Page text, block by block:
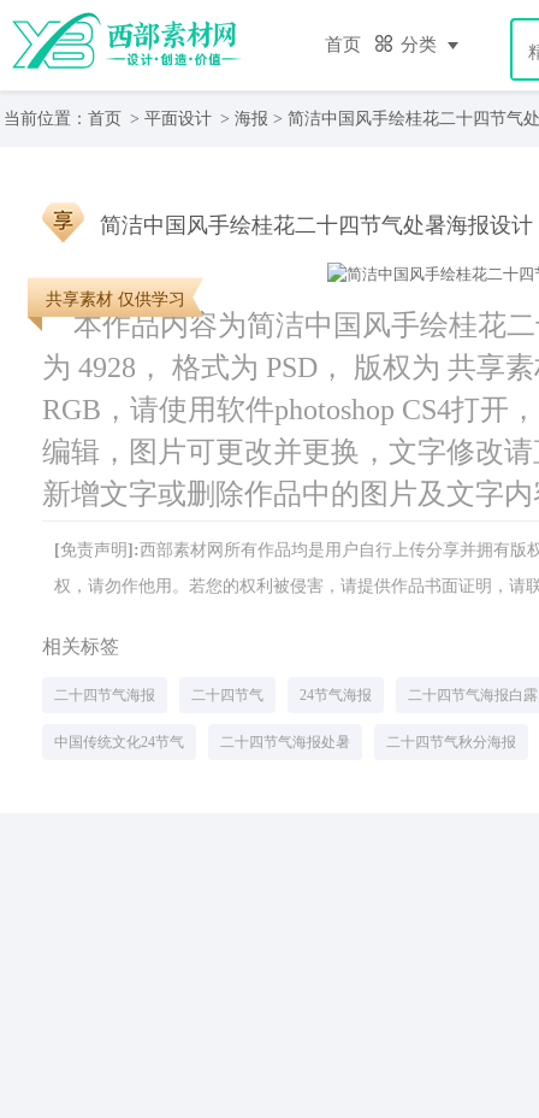
首页 分类
当前位置： 首页 > 平面设计 > 海报 > 简洁中国风手绘桂花二十四节气
简洁中国风手绘桂花二十四节气处暑海报设计
共享素材 仅供学习
本作品内容为简洁中国风手绘桂花
为 4928， 格式为 PSD， 版权为 共享
RGB，请使用软件photoshop CS4打开
编辑，图片可更改并更换，文字修改
新增文字或删除作品中的图片及文字
[免责声明]:西部素材网所有作品均是用户自行上传分享并拥有
权，请勿作他用。若您的权利被侵害，请提供作品书面证明，请
相关标签
二十四节气海报 二十四节气 24节气海报 二十四节气海报白露
中国传统文化24节气 二十四节气海报处暑 二十四节气秋分海报